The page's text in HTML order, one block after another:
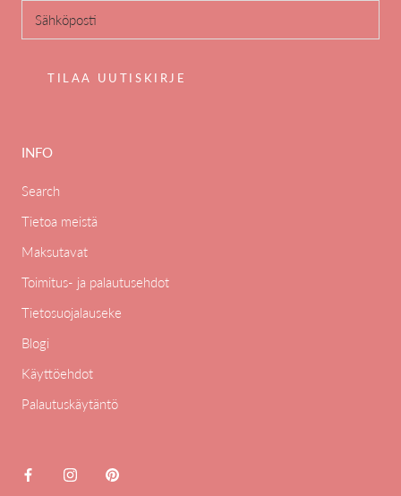
TILAA UUTISKIRJE
INFO
Search
Tietoa meistä
Maksutavat
Toimitus- ja palautusehdot
Tietosuojalauseke
Blogi
Käyttöehdot
Palautuskäytäntö